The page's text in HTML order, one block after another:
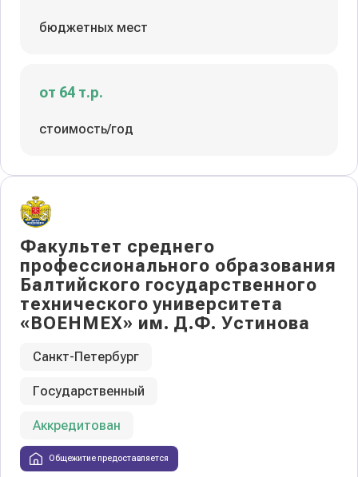
бюджетных мест
от 64 т.р.
стоимость/год
Факультет среднего
профессионального образования
Балтийского государственного
технического университета
«ВОЕНМЕХ» им. Д.Ф. Устинова
Санкт-Петербург
Государственный
Аккредитован
Общежитие предоставляется